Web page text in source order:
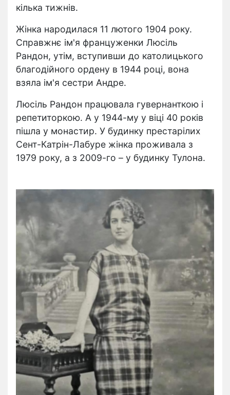
кілька тижнів.
Жінка народилася 11 лютого 1904 року.
Справжнє ім'я француженки Люсіль
Рандон, утім, вступивши до католицького
благодійного ордену в 1944 році, вона
взяла ім'я сестри Андре.
Люсіль Рандон працювала гувернанткою і
репетиторкою. А у 1944-му у віці 40 років
пішла у монастир. У будинку престарілих
Сент-Катрін-Лабуре жінка проживала з
1979 року, а з 2009-го – у будинку Тулона.